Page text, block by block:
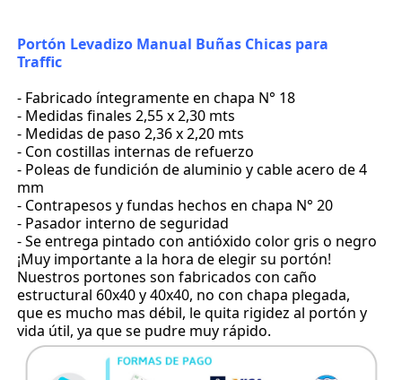
Portón Levadizo Manual Buñas Chicas para
Traffic
- Fabricado íntegramente en chapa N° 18
- Medidas finales 2,55 x 2,30 mts
- Medidas de paso 2,36 x 2,20 mts
- Con costillas internas de refuerzo
- Poleas de fundición de aluminio y cable acero de 4
mm
- Contrapesos y fundas hechos en chapa N° 20
- Pasador interno de seguridad
- Se entrega pintado con antióxido color gris o negro
¡Muy importante a la hora de elegir su portón!
Nuestros portones son fabricados con caño
estructural 60x40 y 40x40, no con chapa plegada,
que es mucho mas débil, le quita rigidez al portón y
vida útil, ya que se pudre muy rápido.